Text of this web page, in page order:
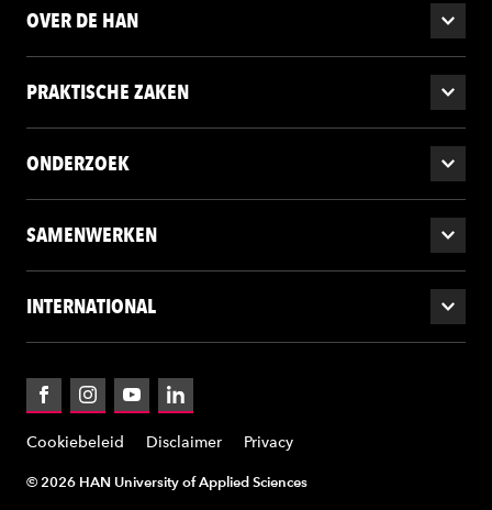
OVER DE HAN
PRAKTISCHE ZAKEN
ONDERZOEK
SAMENWERKEN
INTERNATIONAL
FacebookInstagramYouTubeLinkedIn
Cookiebeleid Disclaimer Privacy
© 2026 HAN University of Applied Sciences